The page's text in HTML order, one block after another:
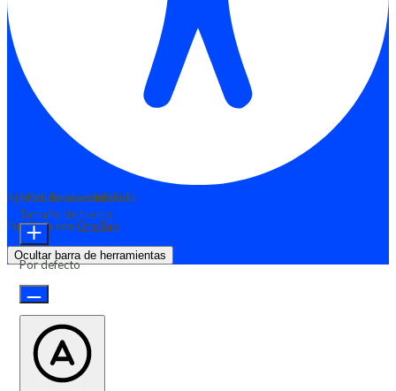
Ajustes de accesibilidad
Funciona con OneTap
Ocultar barra de herramientas
Módulos de contenido
Tamaño de fuente
Por defecto